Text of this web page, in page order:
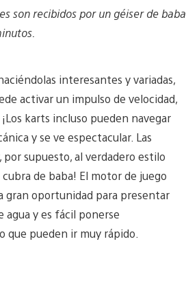
son recibidos por un géiser de baba
interesantes y variadas,
activar un impulso de velocidad,
karts incluso pueden navegar
y se ve espectacular. Las
por supuesto, al verdadero estilo
de baba! El motor de juego
gran oportunidad para presentar
y es fácil ponerse
que pueden ir muy rápido.